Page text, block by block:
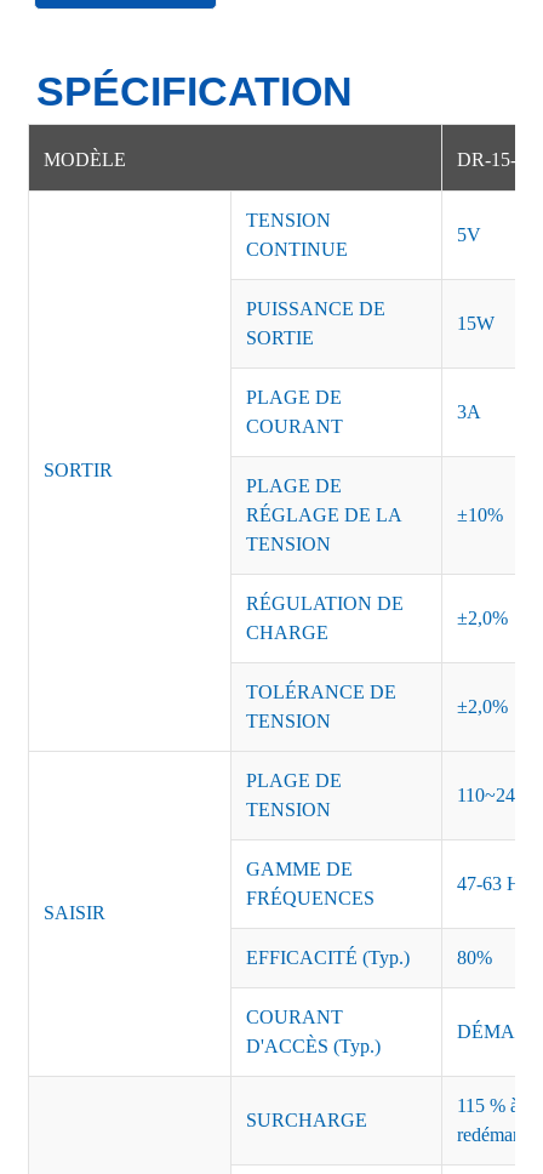
SPÉCIFICATION
MODÈLE DR-15-5
SORTIR
TENSION
CONTINUE
5V
PUISSANCE DE
SORTIE
15W
PLAGE DE
COURANT
3A
PLAGE DE
RÉGLAGE DE LA
TENSION
±10%
RÉGULATION DE
CHARGE
±2,0%
TOLÉRANCE DE
TENSION
±2,0%
SAISIR
PLAGE DE
TENSION
110~240
GAMME DE
FRÉQUENCES
47-63 Hz
EFFICACITÉ (Typ.) 80%
COURANT
D'ACCÈS (Typ.)
SURCHARGE
115 % à